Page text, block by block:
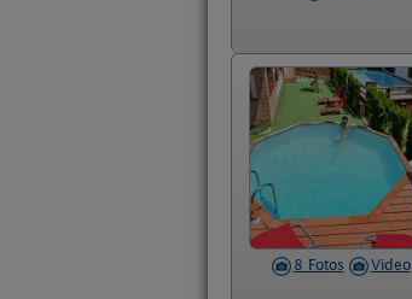
8 Fotos Video